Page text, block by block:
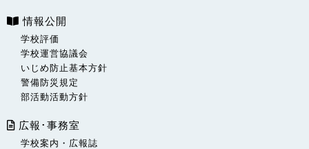
情報公開
学校評価
学校運営協議会
いじめ防止基本方針
警備防災規定
部活動活動方針
広報･事務室
学校案内・広報誌